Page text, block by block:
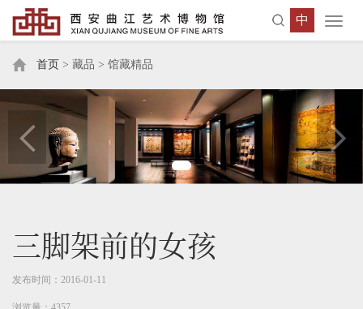
中
首页 > 藏品 > 馆藏精品
三脚架前的女孩
发布时间：2016-01-11